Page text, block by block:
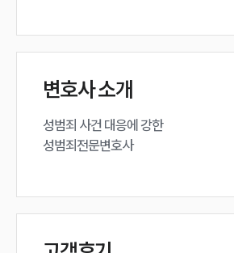
대륜법률상담예약
대륜법률상담예약
변호사 소개
성범죄 사건 대응에 강한
성범죄전문변호사